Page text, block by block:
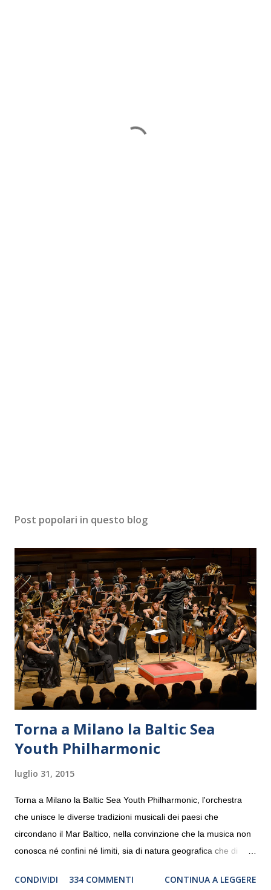
Post popolari in questo blog
Torna a Milano la Baltic Sea
Youth Philharmonic
luglio 31, 2015
Torna a Milano la Baltic Sea Youth Philharmonic, l'orchestra
che unisce le diverse tradizioni musicali dei paesi che
circondano il Mar Baltico, nella convinzione che la musica non
conosca né confini né limiti, sia di natura geografica che di
debutterà il 10 settembre a Heiden, in Germania, e toccherà, in
CONDIVIDI 334 COMMENTI CONTINUA A LEGGERE